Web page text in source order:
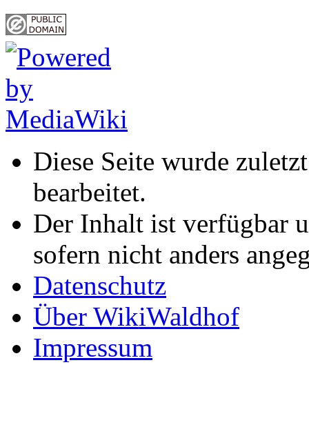
Diese Seite wurde
bearbeitet.
Der Inhalt ist verfügbar
sofern nicht anders
Datenschutz
Über WikiWaldhof
Impressum